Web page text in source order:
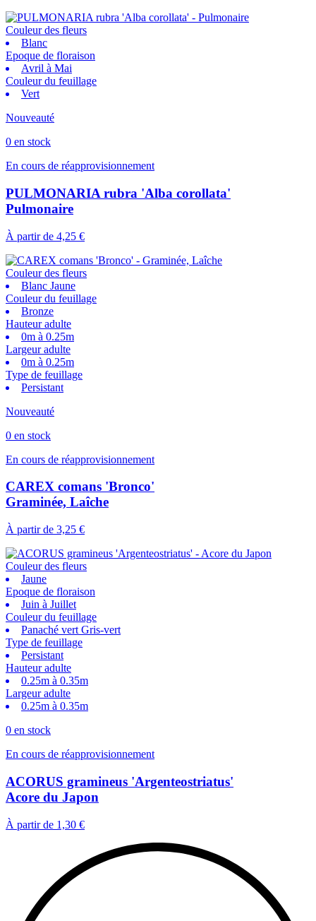
Couleur des fleurs
Blanc
Epoque de floraison
Avril à Mai
Couleur du feuillage
Vert
Nouveauté
0 en stock
En cours de réapprovisionnement
PULMONARIA rubra 'Alba corollata'
Pulmonaire
À partir de 4,25 €
Couleur des fleurs
Blanc Jaune
Couleur du feuillage
Bronze
Hauteur adulte
0m à 0.25m
Largeur adulte
0m à 0.25m
Type de feuillage
Persistant
Nouveauté
0 en stock
En cours de réapprovisionnement
CAREX comans 'Bronco'
Graminée, Laîche
À partir de 3,25 €
Couleur des fleurs
Jaune
Epoque de floraison
Juin à Juillet
Couleur du feuillage
Panaché vert Gris-vert
Type de feuillage
Persistant
Hauteur adulte
0.25m à 0.35m
Largeur adulte
0.25m à 0.35m
0 en stock
En cours de réapprovisionnement
ACORUS gramineus 'Argenteostriatus'
Acore du Japon
À partir de 1,30 €